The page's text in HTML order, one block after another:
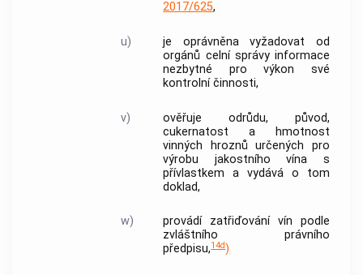
2017/625,
u)
je oprávněna vyžadovat od
orgánů celní správy informace
nezbytné pro výkon své
kontrolní činnosti,
v)
ověřuje odrůdu, původ,
cukernatost a hmotnost
vinných hroznů určených pro
výrobu jakostního vína s
přívlastkem a vydává o tom
doklad,
w)
provádí zatřiďování vín podle
zvláštního právního
předpisu,14d)